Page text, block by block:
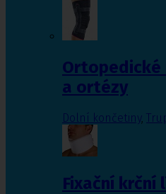
Ortopedické
a ortézy
Dolní končetiny,
Fixační krční